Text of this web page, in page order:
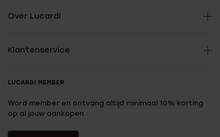
Over Lucardi
Klantenservice
LUCARDI MEMBER
Word member en ontvang altijd minimaal 10% korting
op al jouw aankopen